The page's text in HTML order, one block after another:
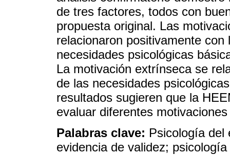
de tres factores, todos con
propuesta original. Las
relacionaron positivamente
necesidades psicológicas
La motivación extrínseca se
de las necesidades
resultados sugieren que la
evaluar diferentes
Palabras clave: Psicología del
evidencia de validez;